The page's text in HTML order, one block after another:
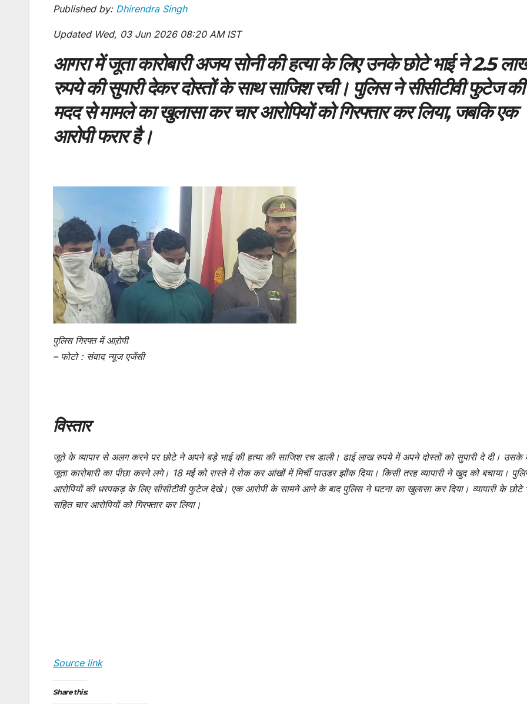
Published by: Dhirendra Singh
Updated Wed, 03 Jun 2026 08:20 AM IST
आगरा में जूता कारोबारी अजय सोनी की हत्या के लिए उनके छोटे भाई ने 2.5
रुपये की सुपारी देकर दोस्तों के साथ साजिश रची। पुलिस ने सीसीटीवी फुटेज की
मदद से मामले का खुलासा कर चार आरोपियों को गिरफ्तार कर लिया, जबकि एक
आरोपी फरार है।
पुलिस गिरफ्त में आऱोपी
– फोटो : संवाद न्यूज एजेंसी
विस्तार
जूते के व्यापार से अलग करने पर छोटे ने अपने बड़े भाई की हत्या की साजिश रच डाली। ढाई लाख रुपये में अपने दोस्तों को सुपारी दे दी। उसके
जूता कारोबारी का पीछा करने लगे। 18 मई को रास्ते में रोक कर आंखों में मिर्ची पाउडर झोंक दिया। किसी तरह व्यापारी ने खुद को बचाया।
आरोपियों की धरपकड़ के लिए सीसीटीवी फुटेज देखे। एक आरोपी के सामने आने के बाद पुलिस ने घटना का खुलासा कर दिया। व्यापारी के छोटे
सहित चार आरोपियों को गिरफ्तार कर लिया।
Source link
Share this: